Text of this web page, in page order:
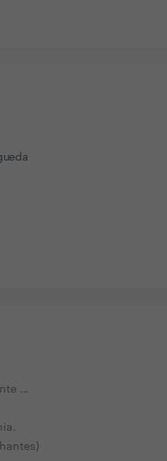
...